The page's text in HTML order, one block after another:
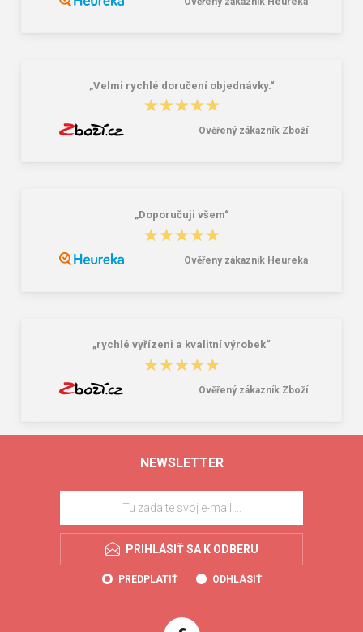
„Velmi rychlé doručení objednávky.“
★★★★★
★★★★★
Ověřený zákazník Zboží
„Doporučuji všem“
★★★★★
★★★★★
Ověřený zákazník Heureka
„rychlé vyřízeni a kvalitní výrobek“
★★★★★
★★★★★
Ověřený zákazník Zboží
NEWSLETTER
PRIHLÁSIŤ SA K ODBERU
PREDPLATIŤ ODHLÁSIŤ